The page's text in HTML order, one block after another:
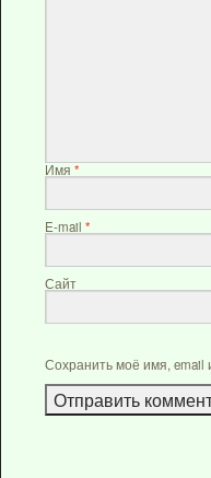
Имя *
E-mail *
Сайт
Сохранить моё имя, email